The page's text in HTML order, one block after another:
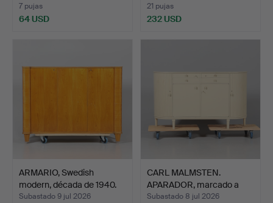
7 pujas
64 USD
21 pujas
232 USD
ARMARIO, Swedish
modern, década de 1940.
Subastado 9 jul 2026
CARL MALMSTEN.
APARADOR, marcado a
fuego C…
Subastado 8 jul 2026